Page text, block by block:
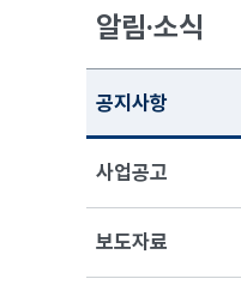
알림·소식
공지사항
사업공고
보도자료